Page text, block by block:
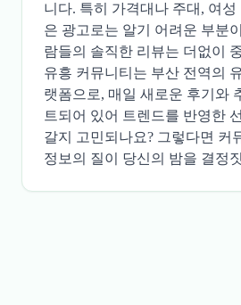
니다. 특히 가격대나 주대, 여
은 광고로는 알기 어려운 부분
람들의 솔직한 리뷰는 더없이
유흥 커뮤니티는 부산 전역의
랫폼으로, 매일 새로운 후기와
트되어 있어 트렌드를 반영한
갈지 고민되나요? 그렇다면 커
정보의 질이 당신의 밤을 결정